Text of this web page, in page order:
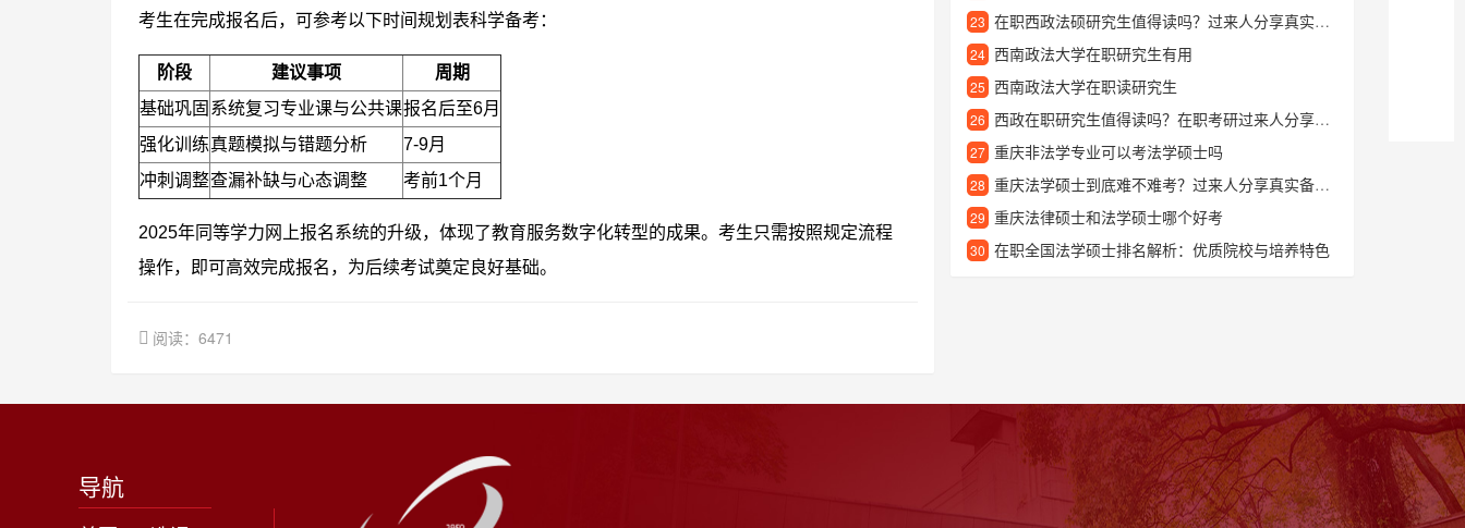
考生在完成报名后，可参考以下时间规划表科学备考：
阶段 建议事项
周期
基础巩固 系统复习专业课与公共课报名后至6月
强化训练真题模拟与错题分析
7-9月
冲刺调整查漏补缺与心态调整 考前1个月
2025年同等学力网上报名系统的升级，体现了教育服务数字化转型的成果。考生只需按照规定流程
操作，即可高效完成报名，为后续考试奠定良好基础。
阅读：6471
23 在职西政法硕研究生值得读吗？过来人分享真实就读体验
24 西南政法大学在职研究生有用
25 西南政法大学在职读研究生
26 西政在职研究生值得读吗？在职考研过来人分享真实就读体验
27 重庆非法学专业可以考法学硕士吗
28 重庆法学硕士到底难不难考？过来人分享真实备考经验
29 重庆法律硕士和法学硕士哪个好考
30 在职全国法学硕士排名解析：优质院校与培养特色
导航